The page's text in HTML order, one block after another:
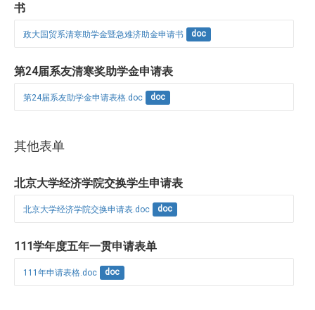
书
政大国贸系清寒助学金暨急难济助金申请书 doc
第24届系友清寒奖助学金申请表
第24届系友助学金申请表格.doc doc
其他表单
北京大学经济学院交换学生申请表
北京大学经济学院交换申请表.doc doc
111学年度五年一贯申请表单
111年申请表格.doc doc